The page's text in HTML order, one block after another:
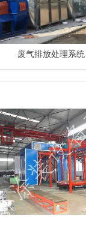
废气排放处理系统